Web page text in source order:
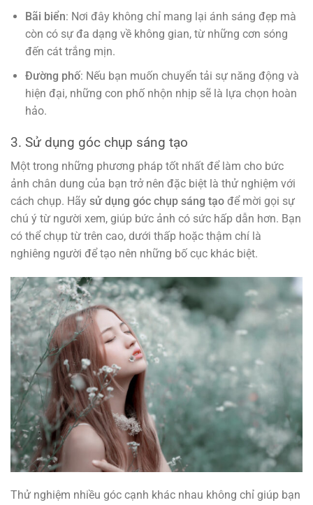
Bãi biển: Nơi đây không chỉ mang lại ánh sáng đẹp mà
còn có sự đa dạng về không gian, từ những cơn sóng
đến cát trắng mịn.
Đường phố: Nếu bạn muốn chuyển tải sự năng động và
hiện đại, những con phố nhộn nhịp sẽ là lựa chọn hoàn
hảo.
3. Sử dụng góc chụp sáng tạo
Một trong những phương pháp tốt nhất để làm cho bức
ảnh chân dung của bạn trở nên đặc biệt là thử nghiệm với
cách chụp. Hãy sử dụng góc chụp sáng tạo để mời gọi sự
chú ý từ người xem, giúp bức ảnh có sức hấp dẫn hơn. Bạn
có thể chụp từ trên cao, dưới thấp hoặc thậm chí là
nghiêng người để tạo nên những bố cục khác biệt.
Thử nghiệm nhiều góc cạnh khác nhau không chỉ giúp bạn